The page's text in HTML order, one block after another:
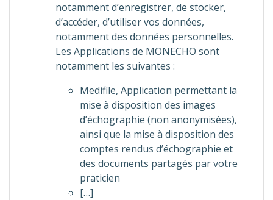
notamment d’enregistrer, de stocker,
d’accéder, d’utiliser vos données,
notamment des données personnelles.
Les Applications de MONECHO sont
notamment les suivantes :
Medifile, Application permettant la
mise à disposition des images
d’échographie (non anonymisées),
ainsi que la mise à disposition des
comptes rendus d’échographie et
des documents partagés par votre
praticien
[…]